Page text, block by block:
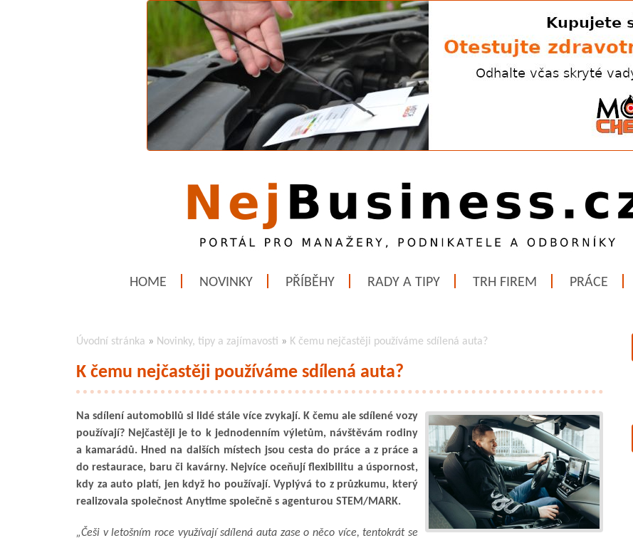
HOME NOVINKY PŘÍBĚHY RADY A TIPY TRH FIREM PRÁCE
Úvodní stránka » Novinky, tipy a zajímavosti » K čemu nejčastěji používáme sdílená auta?
K čemu nejčastěji používáme sdílená auta?
Na sdílení automobilů si lidé stále více zvykají. K čemu ale sdílené vozy
používají? Nejčastěji je to k jednodenním výletům, návštěvám rodiny
a kamarádů. Hned na dalších místech jsou cesta do práce a z práce a
do restaurace, baru či kavárny. Nejvíce oceňují flexibilitu a úspornost,
kdy za auto platí, jen když ho používají. Vyplývá to z průzkumu, který
realizovala společnost Anytime společně s agenturou STEM/MARK.
„Češi v letošním roce využívají sdílená auta zase o něco více, tentokrát se